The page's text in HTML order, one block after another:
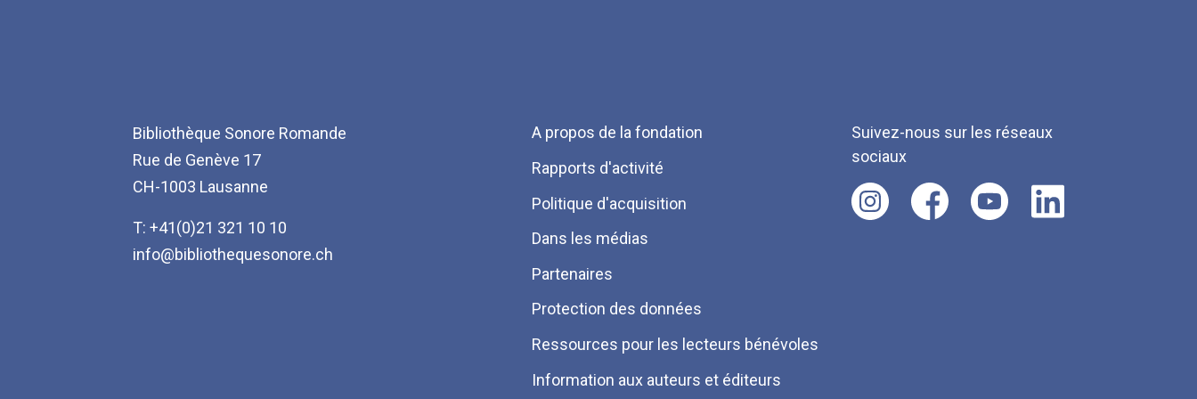
Bibliothèque Sonore Romande
Rue de Genève 17
CH-1003 Lausanne
T: +41(0)21 321 10 10
info@bibliothequesonore.ch
Menu
Pied
de
page
A propos de la fondation
Rapports d'activité
Politique d'acquisition
Dans les médias
Partenaires
Protection des données
Ressources pour les lecteurs bénévoles
Information aux auteurs et éditeurs
Suivez-nous sur les réseaux
sociaux